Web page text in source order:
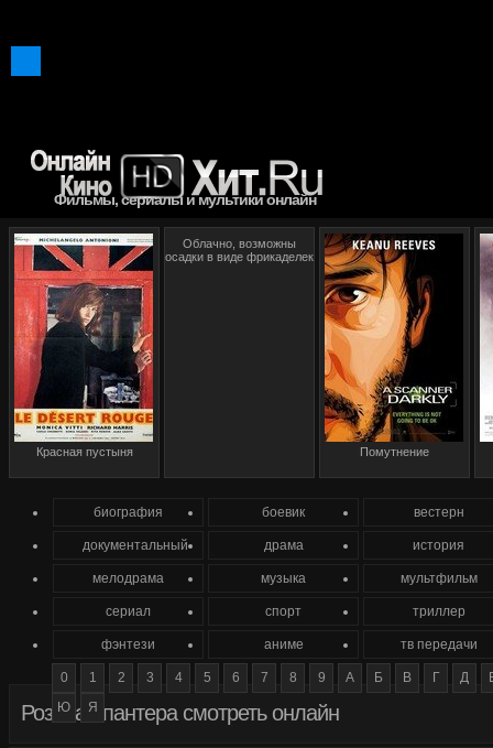
Фильмы, сериалы и мультики онлайн
Розовая пантера смотреть онлайн
биография боевик вестерн
документальный драма история
мелодрама музыка мультфильм
сериал спорт триллер
фэнтези аниме тв передачи
0 1 2 3 4 5 6 7 8 9 А Б В Г Д
Ю
Я
Красная пустыня
Облачно, возможны
осадки в виде фрикаделек
Помутнение